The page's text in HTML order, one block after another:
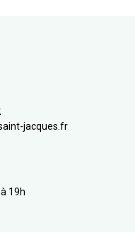
jacques.fr
19h